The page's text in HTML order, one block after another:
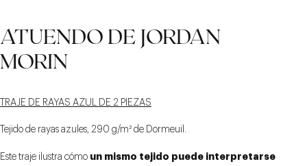
DORSO DE 11 CM
BOTONADURA
BOTONADURA CON
LENGÜETAS DE AJUSTE
ATUENDO DE JORDAN
MORIN
TRAJE DE RAYAS AZUL DE 2 PIEZAS
Tejido de rayas azules, 290 g/m² de Dormeuil.
Este traje ilustra cómo un mismo tejido puede interpretarse